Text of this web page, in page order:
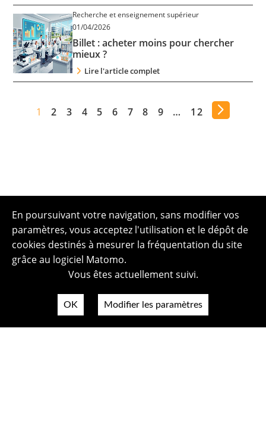
Recherche et enseignement supérieur
01/04/2026
Billet : acheter moins pour chercher
mieux ?
Lire l'article complet
1 2 3 4 5 6 7 8 9 … 12
En poursuivant votre navigation, sans modifier vos
paramètres, vous acceptez l'utilisation et le dépôt de
cookies destinés à mesurer la fréquentation du site
grâce au logiciel Matomo.
Vous êtes actuellement suivi.
OK Modifier les paramètres